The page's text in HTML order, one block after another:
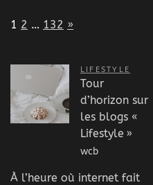
Page:
1 2 … 132 Next
»
LIFESTYLE
Tour
d’horizon sur
les blogs «
Lifestyle »
wcb
À l’heure où internet fait